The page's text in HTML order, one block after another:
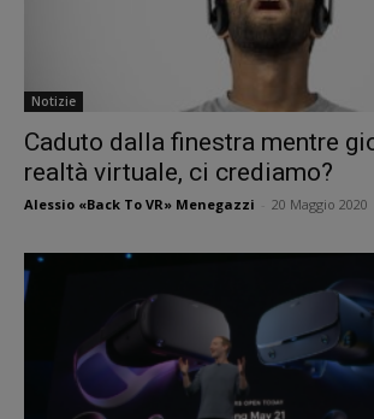
Notizie
Caduto dalla finestra mentre
realtà virtuale, ci crediamo?
Alessio «Back To VR» Menegazzi 20 Maggio 2020